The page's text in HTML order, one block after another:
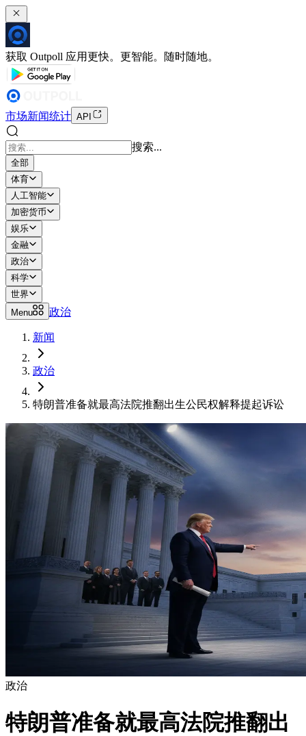
获取 Outpoll 应用更快。更智能。随时随地。
市场新闻统计 API
搜索...
全部
体育
人工智能
加密货币
娱乐
金融
政治
科学
世界
Menu
政治
新闻
政治
特朗普准备就最高法院推翻出生公民权解释提起诉讼
政治
特朗普准备就最高法院推翻出